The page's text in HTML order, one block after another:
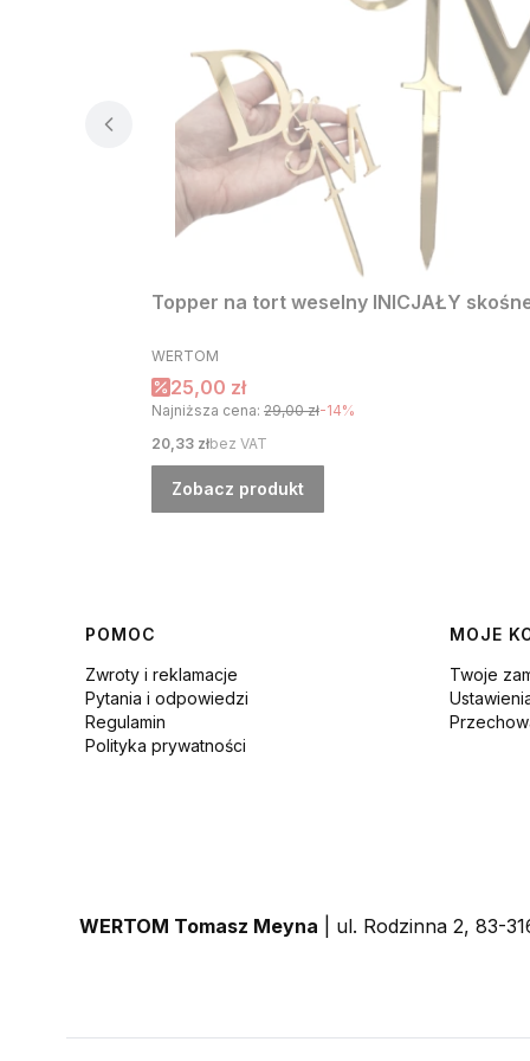
Topper na tort weselny INICJAŁY
PRODUCENT
WERTOM
Cena promocyjna
25,00 zł
Najniższa cena: 29,00 zł-14%
Cena
20,33 złbez VAT
Zobacz produkt
Linki w stopce
POMOC
Zwroty i reklamacje
Pytania i odpowiedzi
Regulamin
Polityka prywatności
MOJE
Twoje
WERTOM Tomasz Meyna | ul. Rodzinna 2, 83-